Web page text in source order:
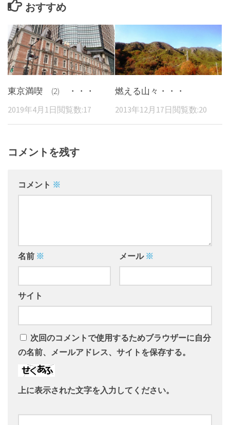
おすすめ
東京満喫 (2) ・・・
2019年4月1日 閲覧数:17
燃える山々・・・
2013年12月17日 閲覧数:20
コメントを残す
コメント ※
名前 ※ メール ※
サイト
次回のコメントで使用するためブラウザーに自分
の名前、メールアドレス、サイトを保存する。
上に表示された文字を入力してください。